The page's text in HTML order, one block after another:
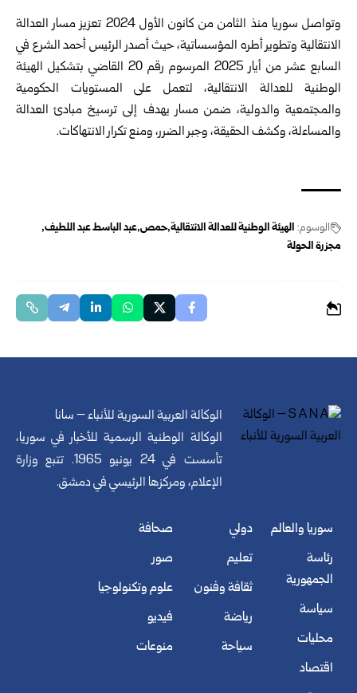
وتواصل سوريا منذ الثامن من كانون الأول 2024 تعزيز مسار العدالة
الانتقالية وتطوير أطره المؤسساتية، حيث أصدر الرئيس أحمد الشرع في
السابع عشر من أيار 2025 المرسوم رقم 20 القاضي بتشكيل الهيئة
الوطنية للعدالة الانتقالية، لتعمل على المستويات الحكومية
والمجتمعية ‏والدولية، ضمن مسار يهدف إلى ترسيخ مبادئ العدالة
والمساءلة، ‏وكشف الحقيقة، وجبر الضرر، ومنع تكرار الانتهاكات.
الوسوم: الهيئة الوطنية للعدالة الانتقالية حمص عبد الباسط عبد اللطيف
مجزرة الحولة
الوكالة العربية السورية للأنباء – سانا
الوكالة الوطنية الرسمية للأخبار في سوريا،
تأسست في 24 يونيو 1965. تتبع وزارة
الإعلام، ومركزها الرئيسي في دمشق.
سوريا والعالم
رئاسة
الجمهورية
سياسة
محليات
اقتصاد
دولي
تعليم
ثقافة وفنون
رياضة
سياحة
صحافة
صور
علوم وتكنولوجيا
فيديو
منوعات